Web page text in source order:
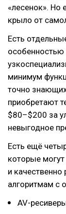
«лесенок». Но
крыло от
Есть
минимум
точно
приобретают
$80–$200 за
невыгодное
Есть ещё
которые
и качественно
алгоритмам с
AV-